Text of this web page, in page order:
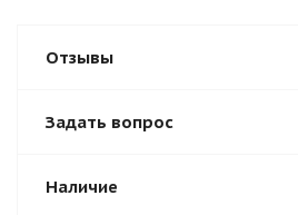
Отзывы
Задать вопрос
Наличие